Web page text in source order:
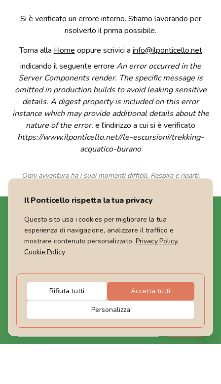
Si è verificato un errore interno. Stiamo lavorando per
risolverlo il prima possibile.
Torna alla Home oppure scrivici a info@ilponticello.net
indicando il seguente errore An error occurred in the
Server Components render. The specific message is
omitted in production builds to avoid leaking sensitive
details. A digest property is included on this error
instance which may provide additional details about the
nature of the error. e l'indirizzo a cui si è verificato
https://www.ilponticello.net//le-escursioni/trekking-
acquatico-burano
Ogni avventura ha i suoi momenti difficili. Respira e riparti.
Siamo un Tour Operator che offre viaggi nel Mondo,
certificate ti accompagneranno e condividerai con noi il
rispetto per la Natura che ci circonda.
Rimaniamo in contatto
Iscriviti
Il Ponticello rispetta la tua privacy
Questo sito usa i cookies per migliorare la tua
esperienza di navigazione, analizzare il traffico e
mostrare contenuto personalizzato. Privacy Policy,
Cookie Policy
Rifiuta tutti
Accetta tutti
Personalizza